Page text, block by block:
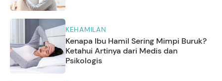
KEHAMILAN
Kenapa Ibu Hamil Sering Mimpi Buruk?
Ketahui Artinya dari Medis dan
Psikologis